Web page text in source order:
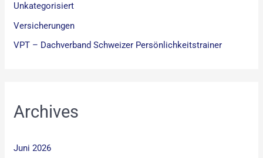
Unkategorisiert
Versicherungen
VPT – Dachverband Schweizer Persönlichkeitstrainer
Archives
Juni 2026